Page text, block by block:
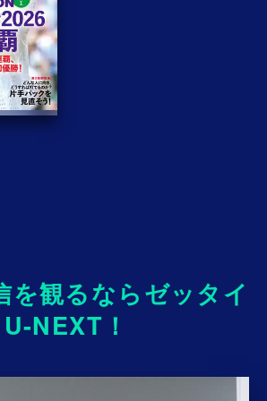
を観るならゼッタイ
U-NEXT！